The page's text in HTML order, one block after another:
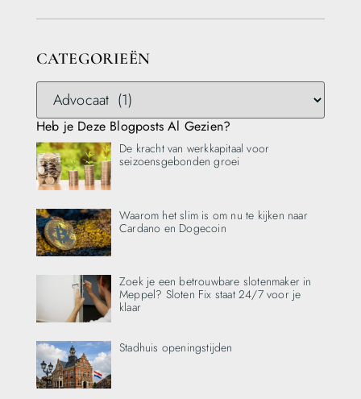
CATEGORIEËN
Heb je Deze Blogposts Al Gezien?
De kracht van werkkapitaal voor
seizoensgebonden groei
Waarom het slim is om nu te kijken naar
Cardano en Dogecoin
Zoek je een betrouwbare slotenmaker in
Meppel? Sloten Fix staat 24/7 voor je
klaar
Stadhuis openingstijden